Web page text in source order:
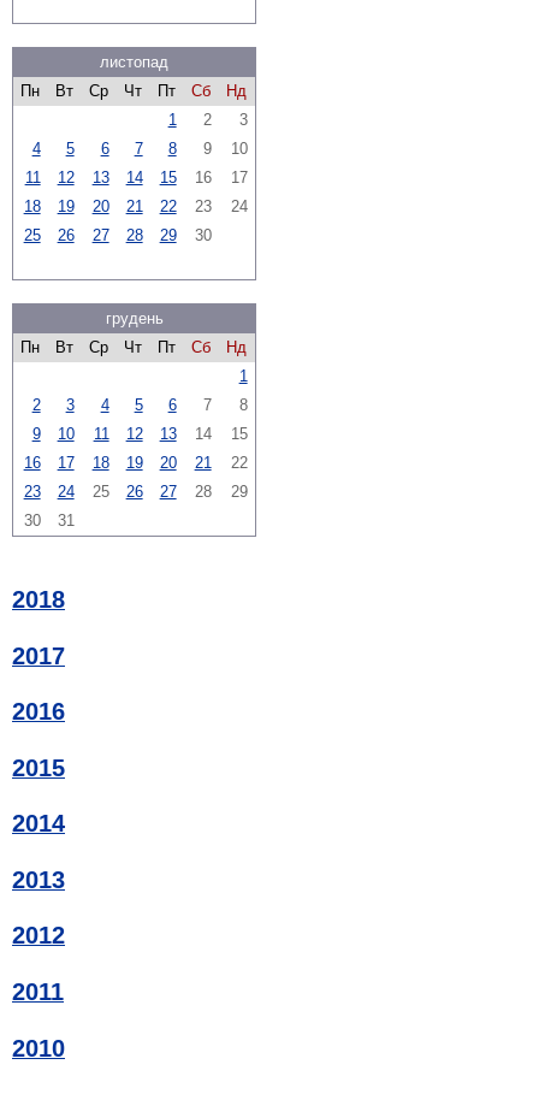
листопад
Пн
Вт Ср Чт Пт Сб
Нд
1
2
3
4
5 6 7 8 9
10
11
12 13 14 15 16
17
18
19 20 21 22 23
24
25
26 27 28 29 30
грудень
Пн
Вт Ср Чт Пт Сб
Нд
1
2
3 4 5 6 7
8
9
10 11 12 13 14
15
16
17 18 19 20 21
22
23
24 25 26 27 28
29
30
31
2018
2017
2016
2015
2014
2013
2012
2011
2010